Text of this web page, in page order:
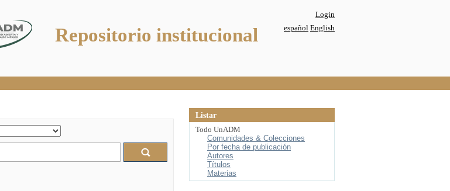
Repositorio institucional
Login
español English
Listar
Todo UnADM
Comunidades & Colecciones
Por fecha de publicación
Autores
Títulos
Materias